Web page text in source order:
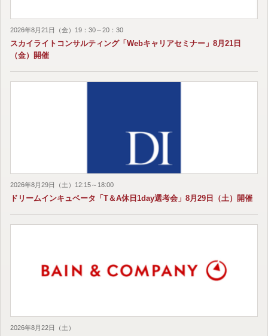
2026年8月21日（金）19：30～20：30
スカイライトコンサルティング「Webキャリアセミナー」8月21日
（金）開催
2026年8月29日（土）12:15～18:00
ドリームインキュベータ「T＆A休日1day選考会」8月29日（土）開催
2026年8月22日（土）